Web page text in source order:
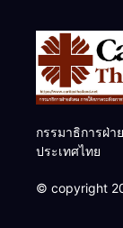
กรรมาธิการฝ่
ประเทศไทย
© copyright